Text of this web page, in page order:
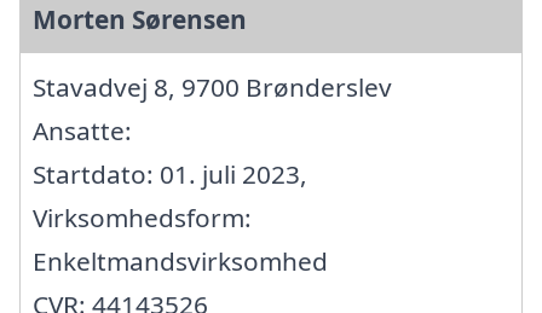
Morten Sørensen
Stavadvej 8, 9700 Brønderslev
Ansatte:
Startdato: 01. juli 2023,
Virksomhedsform:
Enkeltmandsvirksomhed
CVR: 44143526